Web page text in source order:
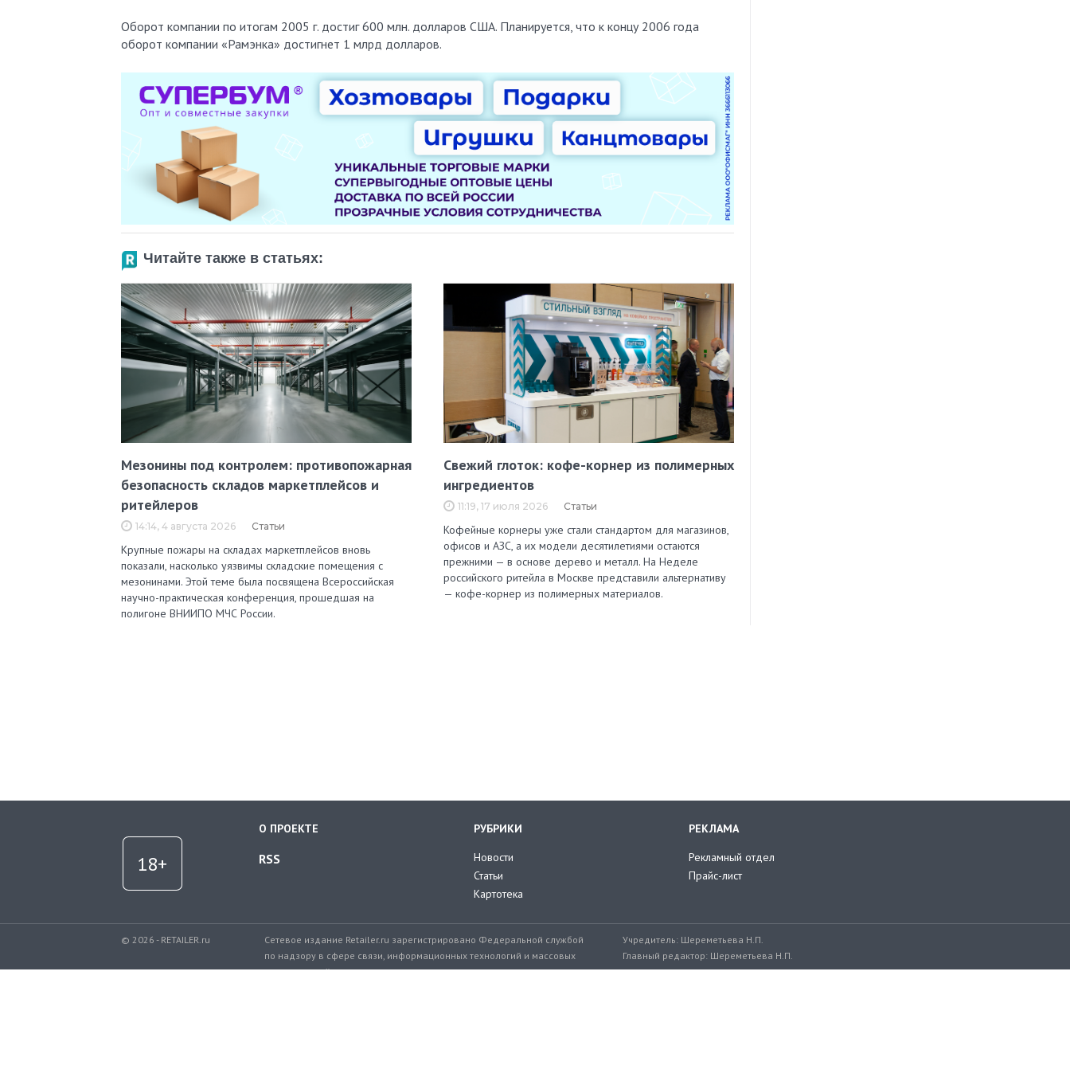
Оборот компании по итогам 2005 г. достиг 600 млн. долларов США. Планируется, что к концу 2006 года
оборот компании «Рамэнка» достигнет 1 млрд долларов.
Читайте также в статьях:
Мезонины под контролем: противопожарная
безопасность складов маркетплейсов и
ритейлеров
14:14, 4 августа 2026 Статьи
Крупные пожары на складах маркетплейсов вновь
показали, насколько уязвимы складские помещения с
мезонинами. Этой теме была посвящена Всероссийская
научно-практическая конференция, прошедшая на
полигоне ВНИИПО МЧС России.
Свежий глоток: кофе-корнер из полимерных
ингредиентов
11:19, 17 июля 2026 Статьи
Кофейные корнеры уже стали стандартом для магазинов,
офисов и АЗС, а их модели десятилетиями остаются
прежними — в основе дерево и металл. На Неделе
российского ритейла в Москве представили альтернативу
— кофе-корнер из полимерных материалов.
О ПРОЕКТЕ
RSS
РУБРИКИ
Новости
Статьи
Картотека
РЕКЛАМА
Рекламный отдел
Прайс-лист
© 2026 - RETAILER.ru
Сетевое издание Retailer.ru зарегистрировано Федеральной службой
по надзору в сфере связи, информационных технологий и массовых
коммуникаций.
Учредитель: Шереметьева Н.П.
Главный редактор: Шереметьева Н.П.